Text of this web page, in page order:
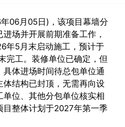
06月05日)，该项目幕墙分
场并开展前期准备工作，
年5月末启动施工，预计于
完工。装修单位已确定，但
具体进场时间待总包单位通
体结构已封顶，无需再向设
单位、其他分包单位核实相
目整体计划于2027年第一季